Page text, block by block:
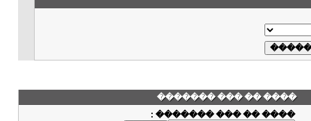
���� �� ��� �������
���� �� ��� �������
: